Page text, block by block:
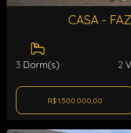
CASA -
3 Dorm(s) 2
R$ 1.500.000,00